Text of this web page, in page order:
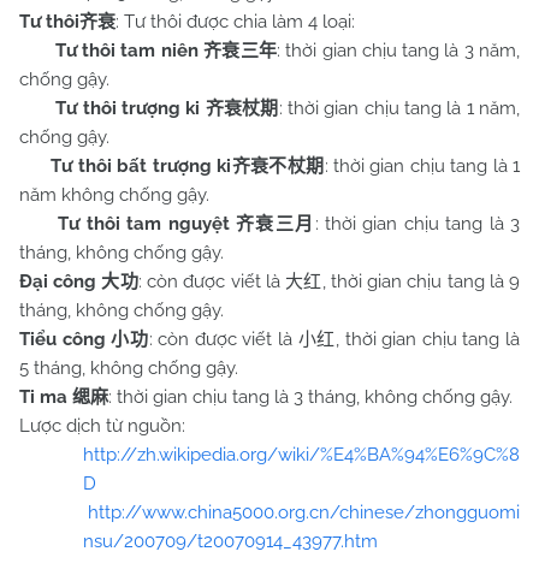
Tư thôi齐衰: Tư thôi được chia làm 4 loại:
Tư thôi tam niên齐衰三年: thời gian chịu tang là 3 năm,
chống gậy.
Tư thôi trượng ki 齐衰杖期 : thời gian chịu tang là 1 năm,
chống gậy.
Tư thôi bất trượng ki齐衰不杖期 : thời gian chịu tang là 1
năm không chống gậy.
Tư thôi tam nguyệt齐衰三月 : thời gian chịu tang là 3
tháng, không chống gậy.
Đại công 大功: còn được viết là 大红, thời gian chịu tang là 9
tháng, không chống gậy.
Tiểu công小功: còn được viết là 小红, thời gian chịu tang là
5 tháng, không chống gậy.
Ti ma 缌麻: thời gian chịu tang là 3 tháng, không chống gậy.
Lược dịch từ nguồn:
http://zh.wikipedia.org/wiki/%E4%BA%94%E6%9C%8
D
http://www.china5000.org.cn/chinese/zhongguomi
nsu/200709/t20070914_43977.htm